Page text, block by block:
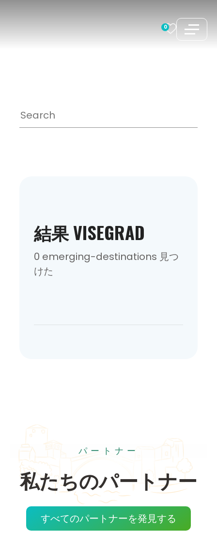
0
結果 VISEGRAD
0 emerging-destinations 見つ
けた
パートナー
私たちのパートナー
すべてのパートナーを発見する